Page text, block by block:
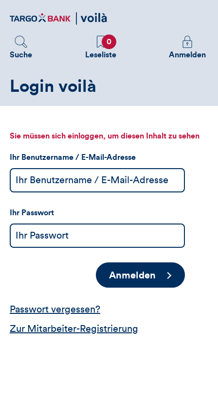
zum
Suche
Favoriten
0
Leseliste
Melden
Sie
sehen
Anmelden
Login voilà
Sie müssen sich einloggen, um diesen Inhalt zu sehen
Ihr Benutzername / E-Mail-Adresse
Ihr Passwort
Anmelden
Passwort vergessen?
Zur Mitarbeiter-Registrierung